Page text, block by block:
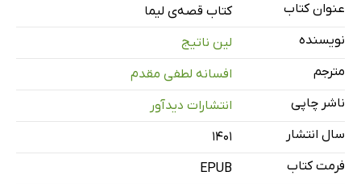
عنوان کتاب
کتاب قصه‌ی لیما
نویسنده
لین ناتیج
مترجم
افسانه لطفی مقدم
ناشر چاپی
انتشارات دیدآور
سال انتشار
۱۴۰۱
فرمت کتاب
EPUB